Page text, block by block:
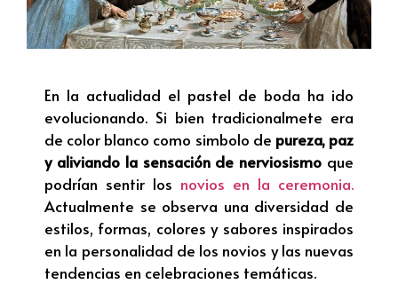
En la actualidad el pastel de boda ha ido
evolucionando. Si bien tradicionalmete era
de color blanco como simbolo de pureza, paz
y aliviando la sensación de nerviosismo que
podrían sentir los novios en la ceremonia.
Actualmente se observa una diversidad de
estilos, formas, colores y sabores inspirados
en la personalidad de los novios y las nuevas
tendencias en celebraciones temáticas.